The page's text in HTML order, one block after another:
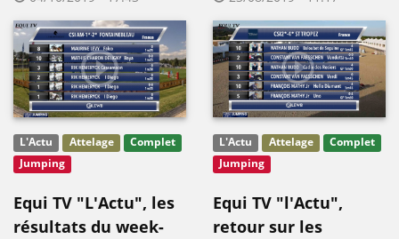
L'Actu Attelage
Complet
Jumping
Equi TV "L'Actu", les
résultats du week-
L'Actu Attelage
Complet
Jumping
Equi TV "l'Actu",
retour sur les